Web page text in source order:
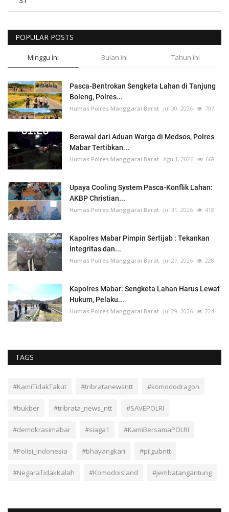
POPULAR POSTS
Minggu ini Bulan ini Tahun ini
Pasca-Bentrokan Sengketa Lahan di Tanjung
Boleng, Polres...
Humas Polres Manggarai Barat Jul 30, 2026 707
Berawal dari Aduan Warga di Medsos, Polres
Mabar Tertibkan...
Humas Polres Manggarai Barat Agu 1, 2026 668
Upaya Cooling System Pasca-Konflik Lahan:
AKBP Christian...
Humas Polres Manggarai Barat Jul 31, 2026 418
Kapolres Mabar Pimpin Sertijab : Tekankan
Integritas dan...
Humas Polres Manggarai Barat Jul 27, 2026 228
Kapolres Mabar: Sengketa Lahan Harus Lewat
Hukum, Pelaku...
Humas Polres Manggarai Barat Jul 29, 2026 224
TAGS
#KamiTidakTakut #tribratanewsntt #komododragon
#bukber #tribrata_news_ntt #SAVEPOLRI
#demokrasimabar #siaga1 #KamiBersamaPOLRI
#Polisi_Indonesia #bhayangkari #pilgubntt
#NegaraTidakKalah #Komodoisland #jembatangantung